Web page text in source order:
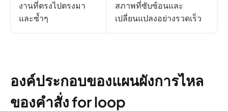
งานที่ตรงไปตรงมา
และซ้ำๆ
สภาพที่ซับซ้อนและ
เปลี่ยนแปลงอย่างรวดเร็ว
องค์ประกอบของแผนผังการไหล
ของคำสั่ง for loop